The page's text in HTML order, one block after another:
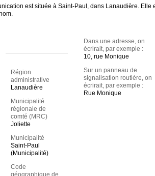
est située à Saint-Paul, dans Lanaudière. Elle
Région
administrative
Lanaudière
Municipalité
régionale de
comté (MRC)
Joliette
Municipalité
Saint-Paul
(Municipalité)
Code
géographique de
Dans une adresse, on
écrirait, par exemple :
10, rue Monique
Sur un panneau de
signalisation routière, on
écrirait, par exemple :
Rue Monique